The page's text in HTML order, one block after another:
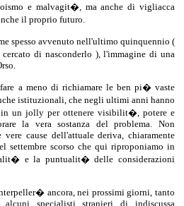
e malvagit�, ma anche di vigliacca
il proprio futuro.
spesso avvenuto nell'ultimo quinquennio (
di nasconderlo ), l'immagine di una
a meno di richiamare le ben pi� vaste
istituzionali, che negli ultimi anni hanno
un jolly per ottenere visibilit�, potere e
la vera sostanza del problema. Non
cause dell'attuale deriva, chiaramente
settembre scorso che qui riproponiamo in
e la puntualit� delle considerazioni
ancora, nei prossimi giorni, tanto
specialisti stranieri di indiscussa